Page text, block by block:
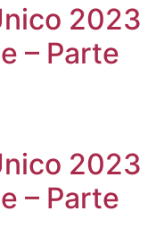
2023
– Parte
2023
– Parte